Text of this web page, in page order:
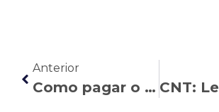
Anterior
Como pagar o INSS por conta própria